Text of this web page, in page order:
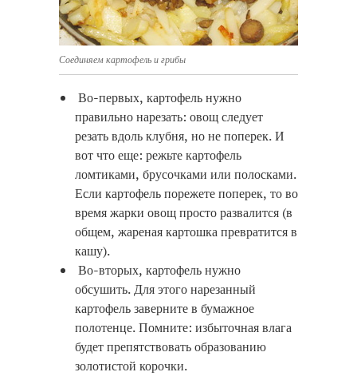
Соединяем картофель и грибы
Во-первых, картофель нужно
правильно нарезать: овощ следует
резать вдоль клубня, но не поперек. И
вот что еще: режьте картофель
ломтиками, брусочками или полосками.
Если картофель порежете поперек, то во
время жарки овощ просто развалится (в
общем, жареная картошка превратится в
кашу).
Во-вторых, картофель нужно
обсушить. Для этого нарезанный
картофель заверните в бумажное
полотенце. Помните: избыточная влага
будет препятствовать образованию
золотистой корочки.